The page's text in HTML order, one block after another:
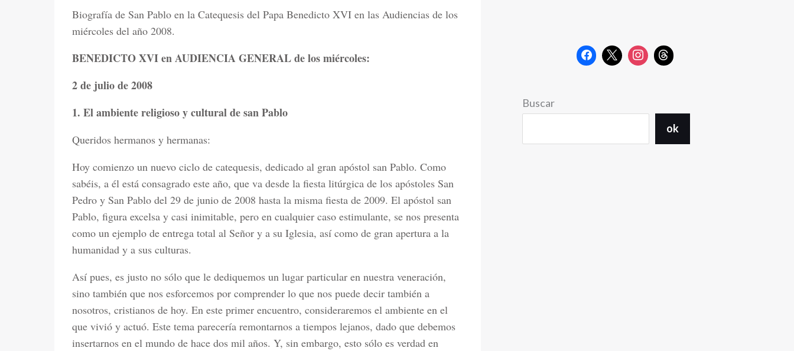
Biografía de San Pablo en la Catequesis del Papa Benedicto XVI en las Audiencias de los
miércoles del año 2008.
BENEDICTO XVI en AUDIENCIA GENERAL de los miércoles:
2 de julio de 2008
1. El ambiente religioso y cultural de san Pablo
Queridos hermanos y hermanas:
Hoy comienzo un nuevo ciclo de catequesis, dedicado al gran apóstol san Pablo. Como
sabéis, a él está consagrado este año, que va desde la fiesta litúrgica de los apóstoles San
Pedro y San Pablo del 29 de junio de 2008 hasta la misma fiesta de 2009. El apóstol san
Pablo, figura excelsa y casi inimitable, pero en cualquier caso estimulante, se nos presenta
como un ejemplo de entrega total al Señor y a su Iglesia, así como de gran apertura a la
humanidad y a sus culturas.
Así pues, es justo no sólo que le dediquemos un lugar particular en nuestra veneración,
sino también que nos esforcemos por comprender lo que nos puede decir también a
nosotros, cristianos de hoy. En este primer encuentro, consideraremos el ambiente en el
que vivió y actuó. Este tema parecería remontarnos a tiempos lejanos, dado que debemos
insertarnos en el mundo de hace dos mil años. Y, sin embargo, esto sólo es verdad en
Buscar
ok